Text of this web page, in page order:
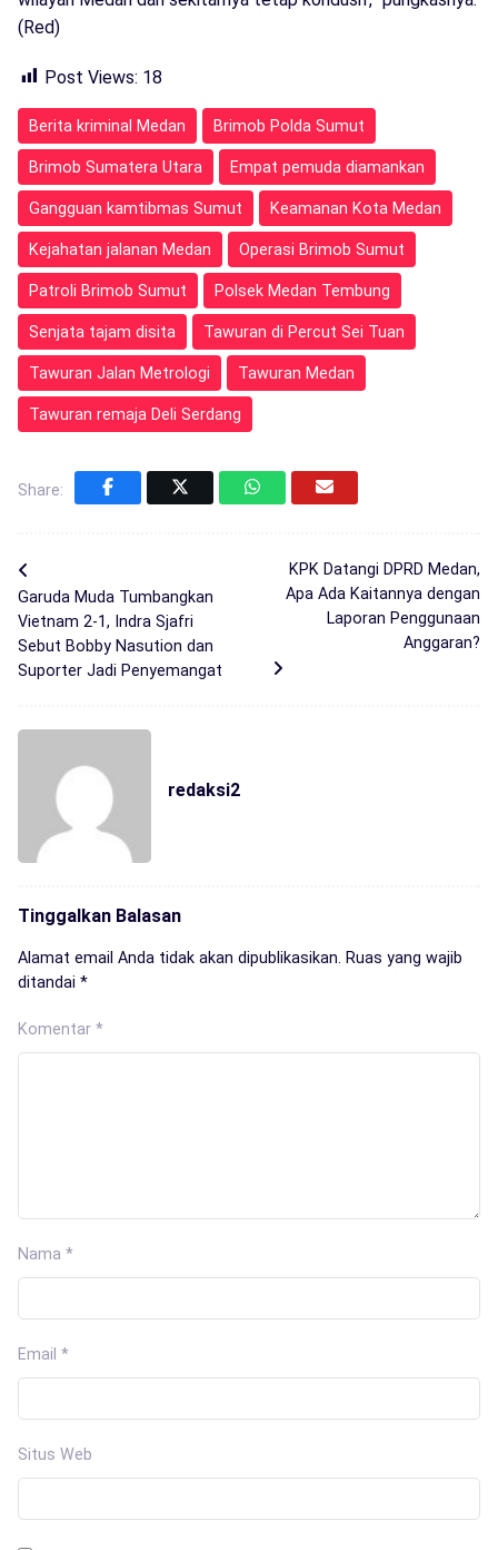
(Red)
Post Views: 18
Berita kriminal Medan Brimob Polda Sumut
Brimob Sumatera Utara Empat pemuda diamankan
Gangguan kamtibmas Sumut Keamanan Kota Medan
Kejahatan jalanan Medan Operasi Brimob Sumut
Patroli Brimob Sumut Polsek Medan Tembung
Senjata tajam disita Tawuran di Percut Sei Tuan
Tawuran Jalan Metrologi Tawuran Medan
Tawuran remaja Deli Serdang
Share:
Garuda Muda Tumbangkan
Vietnam 2-1, Indra Sjafri
Sebut Bobby Nasution dan
Suporter Jadi Penyemangat
KPK Datangi DPRD Medan,
Apa Ada Kaitannya dengan
Laporan Penggunaan
Anggaran?
redaksi2
Tinggalkan Balasan
Alamat email Anda tidak akan dipublikasikan. Ruas yang wajib
ditandai *
Komentar *
Nama *
Email *
Situs Web